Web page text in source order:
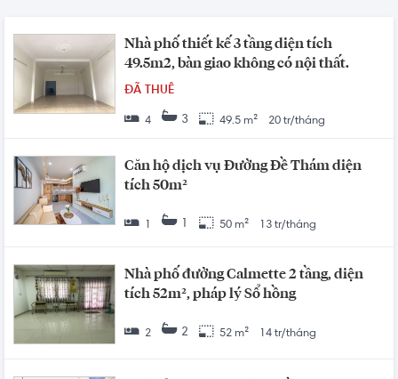
Nhà phố thiết kế 3 tầng diện tích
49.5m2, bàn giao không có nội thất.
ĐÃ THUÊ
4 3 49.5 m² 20 tr/tháng
Căn hộ dịch vụ Đường Đề Thám diện
tích 50m²
1 50 m² 13 tr/tháng
Nhà phố đường Calmette 2 tầng, diện
tích 52m², pháp lý Sổ hồng
2 2 52 m² 14 tr/tháng